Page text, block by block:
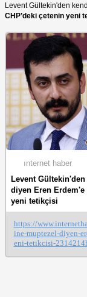
Levent Gültekin'den
CHP’deki çetenin yeni
ınternet haber
Levent
diyen Eren Erdem'e
yeni tetikçisi
https://
ine-muptezel-diyen-
eni-tetikcisi-